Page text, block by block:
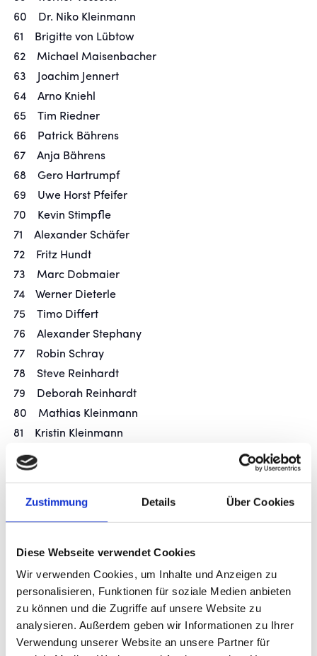
Zustimmung Details Über Cookies
Diese Webseite verwendet Cookies
Wir verwenden Cookies, um Inhalte und Anzeigen zu
personalisieren, Funktionen für soziale Medien anbieten
zu können und die Zugriffe auf unsere Website zu
analysieren. Außerdem geben wir Informationen zu Ihrer
Verwendung unserer Website an unsere Partner für
60 Dr. Niko Kleinmann
61 Brigitte von Lübtow
62 Michael Maisenbacher
63 Joachim Jennert
64 Arno Kniehl
65 Tim Riedner
66 Patrick Bährens
67 Anja Bährens
68 Gero Hartrumpf
69 Uwe Horst Pfeifer
70 Kevin Stimpfle
71 Alexander Schäfer
72 Fritz Hundt
73 Marc Dobmaier
74 Werner Dieterle
75 Timo Differt
76 Alexander Stephany
77 Robin Schray
78 Steve Reinhardt
79 Deborah Reinhardt
80 Mathias Kleinmann
81 Kristin Kleinmann
82 Steffen Müller
83 Friedrich Klett
87 Nick Rackel
88 André Jäger
89 Hans-Dieter Trotter
90 Josephine Manz
91 Tobias Burger
92 Heinz Munder